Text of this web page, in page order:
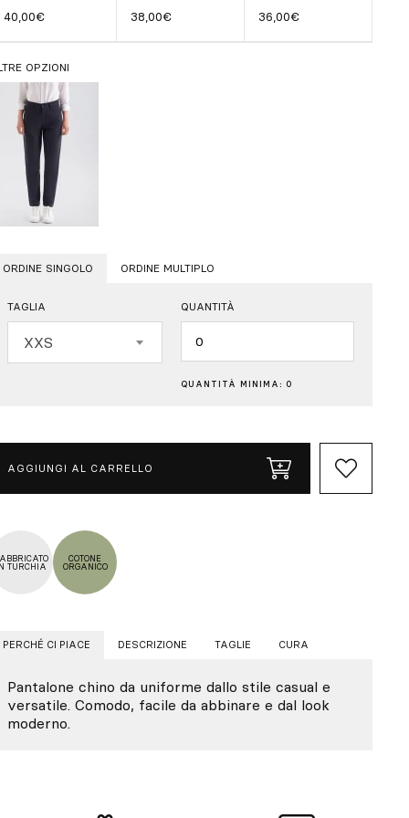
40,00€ 38,00€ 36,00€
OPZIONI
ORDINE SINGOLO ORDINE MULTIPLO
TAGLIA
XXS
QUANTITÀ
QUANTITÀ MINIMA: 0
AGGIUNGI AL CARRELLO
TURCHIA
COTONE
ORGANICO
PERCHÉ CI PIACE DESCRIZIONE TAGLIE CURA
Pantalone chino da uniforme dallo stile casual e
versatile. Comodo, facile da abbinare e dal look
moderno.